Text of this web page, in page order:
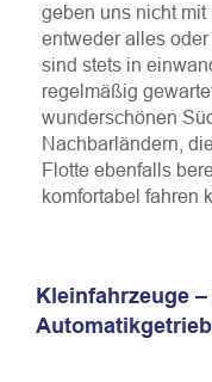
geben uns nicht
entweder alles
sind stets in
regelmäßig
wunderschönen
Nachbarländern,
Flotte ebenfalls
komfortabel fahren
Kleinfahrzeuge